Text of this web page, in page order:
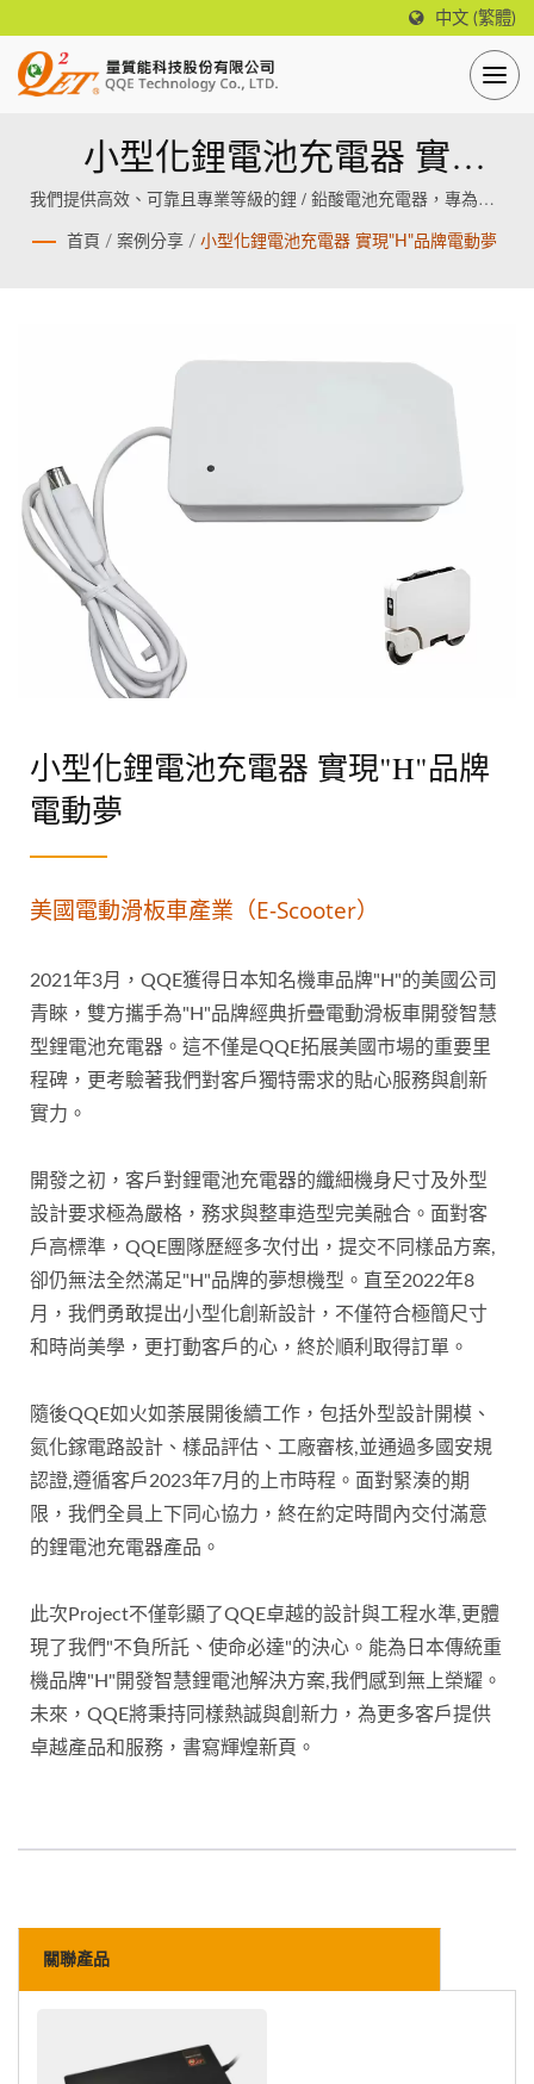
中文 (繁體)
小型化鋰電池充電器 實
現"H"品牌電動夢
我們提供高效、可靠且專業等級的鋰 / 鉛酸電池充電器，專為鋰 /
鉛酸電池設計製造。
首頁 / 案例分享 / 小型化鋰電池充電器 實現"H"品牌電動夢
小型化鋰電池充電器 實現"H"品牌
電動夢
美國電動滑板車產業（E-Scooter）
2021年3月，QQE獲得日本知名機車品牌"H"的美國公司
青睞，雙方攜手為"H"品牌經典折疊電動滑板車開發智慧
型鋰電池充電器。這不僅是QQE拓展美國市場的重要里
程碑，更考驗著我們對客戶獨特需求的貼心服務與創新
實力。
開發之初，客戶對鋰電池充電器的纖細機身尺寸及外型
設計要求極為嚴格，務求與整車造型完美融合。面對客
戶高標準，QQE團隊歷經多次付出，提交不同樣品方案,
卻仍無法全然滿足"H"品牌的夢想機型。直至2022年8
月，我們勇敢提出小型化創新設計，不僅符合極簡尺寸
和時尚美學，更打動客戶的心，終於順利取得訂單。
隨後QQE如火如荼展開後續工作，包括外型設計開模、
氮化鎵電路設計、樣品評估、工廠審核,並通過多國安規
認證,遵循客戶2023年7月的上市時程。面對緊湊的期
限，我們全員上下同心協力，終在約定時間內交付滿意
的鋰電池充電器產品。
此次Project不僅彰顯了QQE卓越的設計與工程水準,更體
現了我們"不負所託、使命必達"的決心。能為日本傳統重
機品牌"H"開發智慧鋰電池解決方案,我們感到無上榮耀。
未來，QQE將秉持同樣熱誠與創新力，為更多客戶提供
卓越產品和服務，書寫輝煌新頁。
關聯產品